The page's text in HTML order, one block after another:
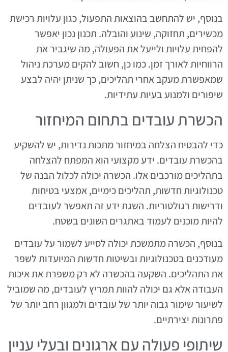
בנוסף, יש להתחשב בהוצאות התפעול, כגון עלויות רכישת
מכשירים, תחזוקה, שינוע והובלה. תכנון נכון יאפשר
להפחית עלויות ולייעל את הפעולה, מה שיגביר את
הרווחיות לאורך זמן. כמו כן, חשוב להקים מערכת ניהול
שמאפשרת מעקב אחרי תהליכים, כך שניתן יהיה לבצע
שיפורים ולמנוע בעיות עתידיות.
הכשרת עובדים בתחום המיחזור
כדי להבטיח הצלחה במיחזור מתכות נדירות, יש להשקיע
בהכשרת עובדים. ידע מקצועי הוא המפתח להצלחה
בתהליכים מורכבים אלו. הכשרה יכולה לכלול הבנה של
טכנולוגיות חדשות, תהליכים כימיים, אמצעי בטיחות
ודרישות רגולטוריות. השגת ידע זה תאפשר לעובדים
להיות מוכנים לעמוד באתגרים השונים בשטח.
בנוסף, הכשרה מתמשכת יכולה לסייע לשמור על עובדים
מעודכנים בטכנולוגיות ובשיטות חדשות המיועדות לשפר
את התהליכים. השקעה בהכשרה לא רק משפרת את איכות
העבודה אלא גם יכולה להוות תמריץ לעובדים, מה שמוביל
לשיעור שימור גבוה יותר של עובדים ולמגוון רחב יותר של
פתרונות יצירתיים.
שיתופי פעולה עם ארגונים ובעלי עניין